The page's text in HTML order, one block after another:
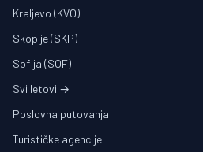
Kraljevo (KVO)
Skoplje (SKP)
Sofija (SOF)
Svi letovi →
Poslovna putovanja
Turističke agencije